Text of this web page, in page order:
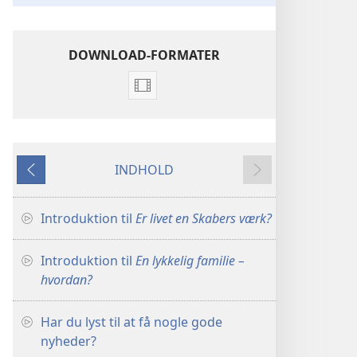
DOWNLOAD-FORMATER
Indstillinger
videoer
til
forkyndelsen
Forrige
INDHOLD
Næste
Introduktion til Er livet en Skabers værk?
Introduktion til En lykkelig familie –
hvordan?
Har du lyst til at få nogle gode
nyheder?